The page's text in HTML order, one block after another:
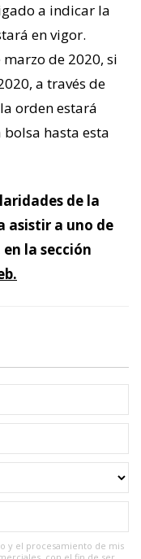
a indicar la
en vigor.
de 2020, si
a través de
orden estará
hasta esta
de la
asistir a uno de
la sección
y el procesamiento de mis